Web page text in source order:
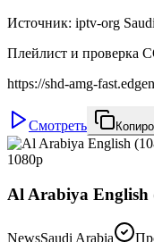
Источник: iptv-org
Плейлист и проверка
https://shd-amg-
Смотреть
1080p
Al Arabiya English
NewsSaudi Arabia